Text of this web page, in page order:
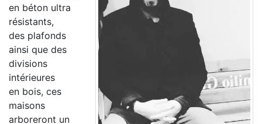
en béton ultra
résistants,
des plafonds
ainsi que des
divisions
intérieures
en bois, ces
maisons
arboreront un